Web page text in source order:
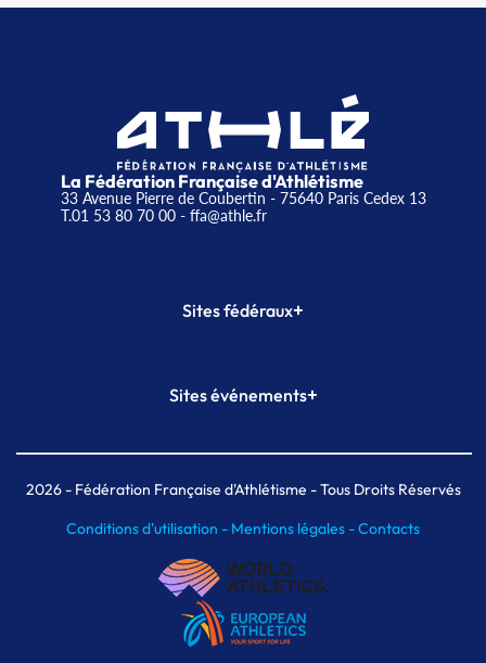
La Fédération Française d'Athlétisme
33 Avenue Pierre de Coubertin - 75640 Paris Cedex 13
T.01 53 80 70 00- ffa@athle.fr
Sites fédéraux+
Plateforme Formation
Sites événements+
Meeting de Paris indoor
MAIF Ekiden de Paris
2026- Fédération Française d'Athlétisme - Tous Droits Réservés
Conditions d'utilisation - Mentions légales -Contacts